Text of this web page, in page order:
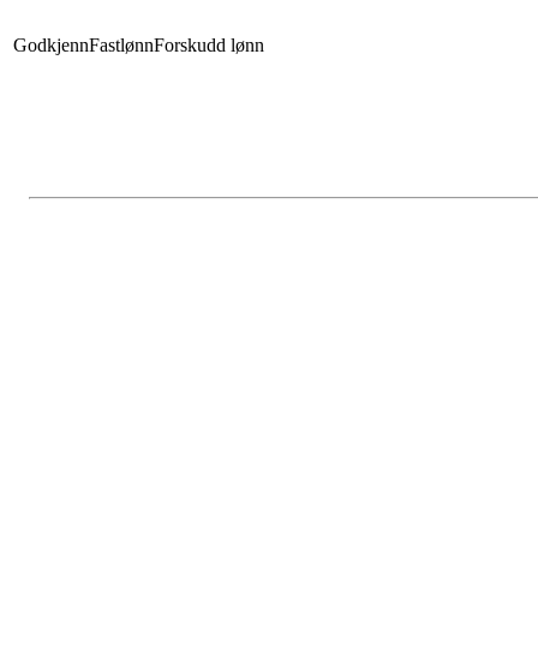
GodkjennFastlønnForskudd lønn